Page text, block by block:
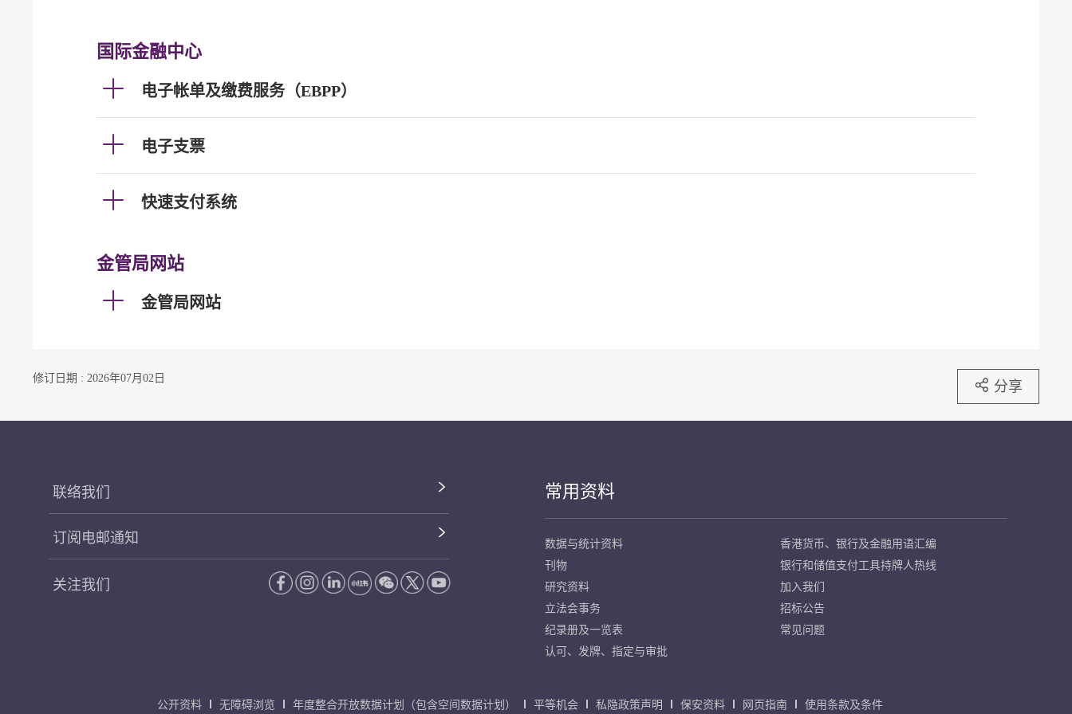
国际金融中心
电子帐单及缴费服务（EBPP）
电子支票
快速支付系统
金管局网站
金管局网站
修订日期 : 2026年07月02日 分享
联络我们
订阅电邮通知
关注我们
常用资料
数据与统计资料
刊物
研究资料
立法会事务
纪录册及一览表
认可、发牌、指定与审批
香港货币、银行及金融用语汇编
银行和储值支付工具持牌人热线
加入我们
招标公告
常见问题
公开资料 无障碍浏览 年度整合开放数据计划（包含空间数据计划） 平等机会 私隐政策声明 保安资料 网页指南 使用条款及条件